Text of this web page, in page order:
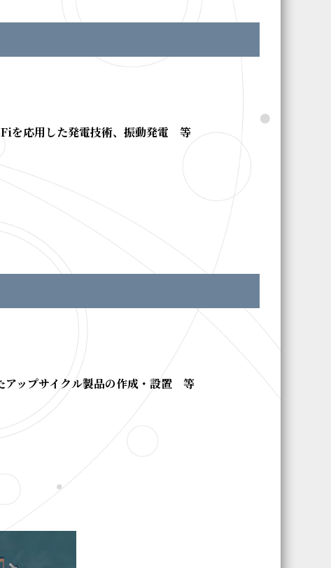
を応用した発電技術、振動発電 等
アップサイクル製品の作成・設置 等